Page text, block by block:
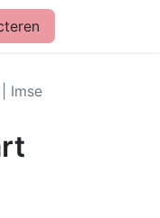
menstruatiecups
Imse